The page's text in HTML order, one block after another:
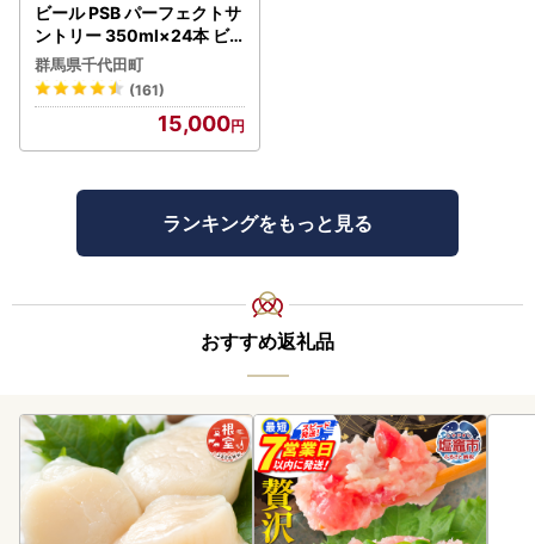
ビール PSB パーフェクトサ
ントリー 350ml×24本 ビ
ール
群馬県千代田町
(161)
15,000
ランキングをもっと見る
おすすめ返礼品